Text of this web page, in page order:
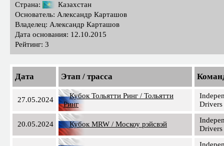
Страна:
Казахстан
Основатель: Александр Карташов
Владелец: Александр Карташов
Дата основания: 12.10.2015
Рейтинг: 3
Дата Этап / трасса
27.05.2024
Кубок Тольятти Ринг / Тольятти
Ринг
Drivers
20.05.2024 Кубок MRW / Москоу рэйсвэй
Drivers